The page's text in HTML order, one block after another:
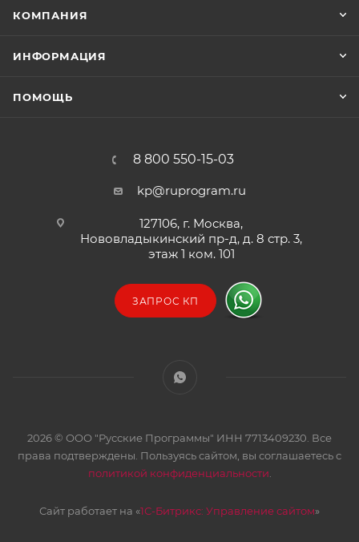
КОМПАНИЯ
ИНФОРМАЦИЯ
ПОМОЩЬ
8 800 550-15-03
kp@ruprogram.ru
127106, г. Москва,
Нововладыкинский пр-д, д. 8 стр. 3,
этаж 1 ком. 101
ЗАПРОС КП
2026 © ООО "Русские Программы" ИНН 7713409230. Все
права подтверждены. Пользуясь сайтом, вы соглашаетесь с
политикой конфиденциальности
Сайт работает на «1С-Битрикс: Управление сайтом»